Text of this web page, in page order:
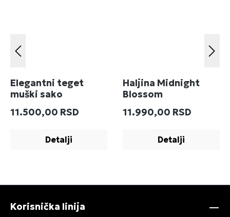
Elegantni teget
muški sako
Redovna cena:
11.500,00 RSD
Detalji
Haljina Midnight
Blossom
Redovna cena:
11.990,00 RSD
Detalji
Korisnička linija